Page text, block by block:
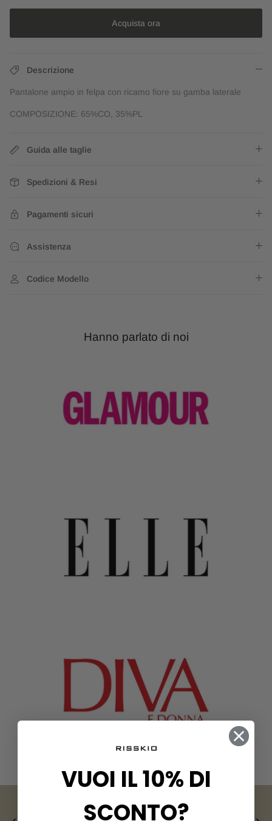
Acquista ora
Descrizione
Pantalone ampio in felpa con ricamo fiore su gamba laterale
COMPOSIZIONE: 65%CO, 35%PL
Guida alle taglie
Spedizioni & Resi
Pagamenti sicuri
Assistenza
Codice Modello
Hanno parlato di noi
VUOI IL 10% DI
SCONTO?